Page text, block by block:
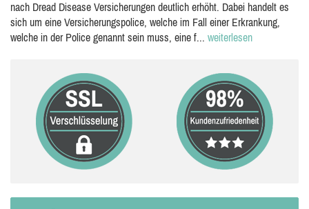
nach Dread Disease Versicherungen deutlich erhöht. Dabei handelt es
sich um eine Versicherungspolice, welche im Fall einer Erkrankung,
welche in der Police genannt sein muss, eine f... weiterlesen